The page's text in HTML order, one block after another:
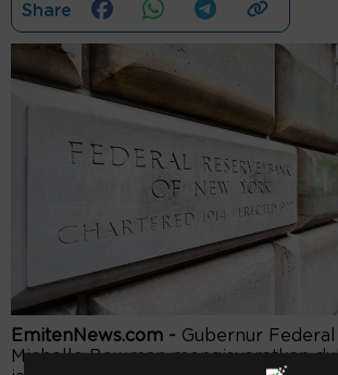
Share
EmitenNews.com - Gubernur
Michelle Bowman mengisyaratkan